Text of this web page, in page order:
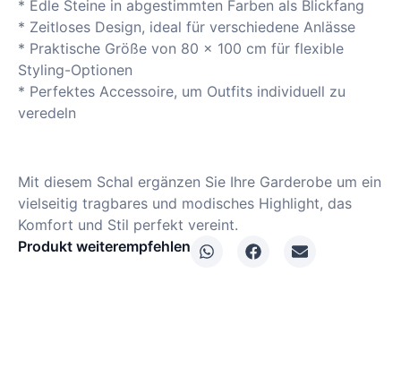
* Edle Steine in abgestimmten Farben als Blickfang
* Zeitloses Design, ideal für verschiedene Anlässe
* Praktische Größe von 80 x 100 cm für flexible
Styling-Optionen
* Perfektes Accessoire, um Outfits individuell zu
veredeln
Mit diesem Schal ergänzen Sie Ihre Garderobe um ein
vielseitig tragbares und modisches Highlight, das
Komfort und Stil perfekt vereint.
Produkt weiterempfehlen